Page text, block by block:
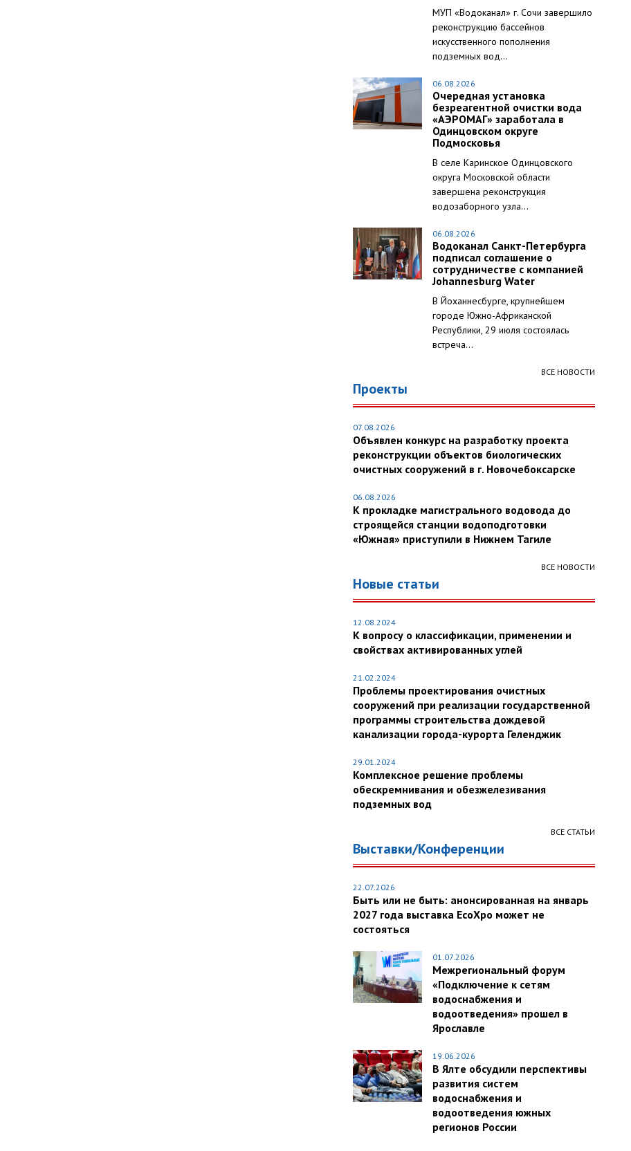
МУП «Водоканал» г. Сочи завершило
реконструкцию бассейнов
искусственного пополнения
подземных вод...
06.08.2026
Очередная установка
безреагентной очистки вода
«АЭРОМАГ» заработала в
Одинцовском округе
Подмосковья
В селе Каринское Одинцовского
округа Московской области
завершена реконструкция
водозаборного узла...
06.08.2026
Водоканал Санкт-Петербурга
подписал соглашение о
сотрудничестве с компанией
Johannesburg Water
В Йоханнесбурге, крупнейшем
городе Южно-Африканской
Республики, 29 июля состоялась
встреча...
ВСЕ НОВОСТИ
Проекты
07.08.2026
Объявлен конкурс на разработку проекта
реконструкции объектов биологических
очистных сооружений в г. Новочебоксарске
06.08.2026
К прокладке магистрального водовода до
строящейся станции водоподготовки
«Южная» приступили в Нижнем Тагиле
ВСЕ НОВОСТИ
Новые статьи
12.08.2024
К вопросу о классификации, применении и
свойствах активированных углей
21.02.2024
Проблемы проектирования очистных
сооружений при реализации государственной
программы строительства дождевой
канализации города-курорта Геленджик
29.01.2024
Комплексное решение проблемы
обескремнивания и обезжелезивания
подземных вод
ВСЕ СТАТЬИ
Выставки/Конференции
22.07.2026
Быть или не быть: анонсированная на январь
2027 года выставка EcoXpo может не
состояться
01.07.2026
Межрегиональный форум
«Подключение к сетям
водоснабжения и
водоотведения» прошел в
Ярославле
19.06.2026
В Ялте обсудили перспективы
развития систем
водоснабжения и
водоотведения южных
регионов России